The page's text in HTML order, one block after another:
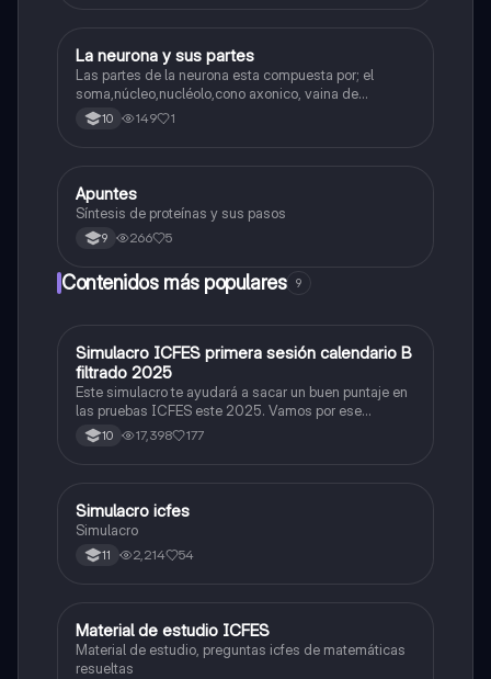
Biologia
La neurona y sus partes
Las partes de la neurona esta compuesta por; el
soma,núcleo,nucléolo,cono axonico, vaina de
mielina,celula schwan,núcleo de schwann,nódulo de
Ranvier,terminal axonico Arborizacion terminal, botón
10 149 1
Biologia
Apuntes
Síntesis de proteínas y sus pasos
9 266 5
Contenidos más populares 9
ICFES: Matemáticas
Simulacro ICFES primera sesión calendario B
filtrado 2025
Este simulacro te ayudará a sacar un buen puntaje en
las pruebas ICFES este 2025. Vamos por ese
500/500. Y poder ser admitido en la universidad que
quieras, estudiar la carrera que quieres y no la que te
10 17,398 177
ICFES: Lectura Crítica
Simulacro icfes
Simulacro
11 2,214 54
ICFES: Matemáticas
Material de estudio ICFES
Material de estudio, preguntas icfes de matemáticas
resueltas